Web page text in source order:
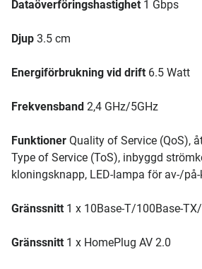
Dataöverföringshastighet 1 Gbps
Djup 3.5 cm
Energiförbrukning vid drift 6.5 Watt
Frekvensband 2,4 GHz/5GHz
Funktioner Quality of Service (QoS),
Type of Service (ToS), inbyggd
kloningsknapp, LED-lampa för av-/
Gränssnitt 1 x 10Base-T/100Base-
Gränssnitt 1 x HomePlug AV 2.0